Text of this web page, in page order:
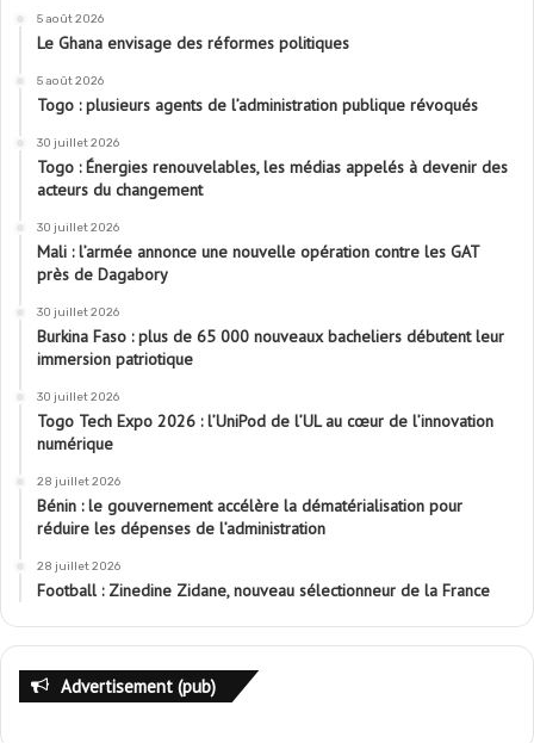
5 août 2026
Le Ghana envisage des réformes politiques
5 août 2026
Togo : plusieurs agents de l’administration publique révoqués
30 juillet 2026
Togo : Énergies renouvelables, les médias appelés à devenir des
acteurs du changement
30 juillet 2026
Mali : l’armée annonce une nouvelle opération contre les GAT
près de Dagabory
30 juillet 2026
Burkina Faso : plus de 65 000 nouveaux bacheliers débutent leur
immersion patriotique
30 juillet 2026
Togo Tech Expo 2026 : l’UniPod de l’UL au cœur de l’innovation
numérique
28 juillet 2026
Bénin : le gouvernement accélère la dématérialisation pour
réduire les dépenses de l’administration
28 juillet 2026
Football : Zinedine Zidane, nouveau sélectionneur de la France
Advertisement (pub)